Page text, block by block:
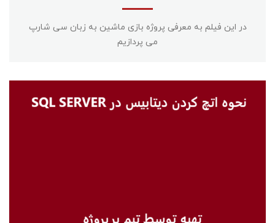
در این فیلم به معرفی پروژه بازی ماشین به زبان سی شارپ
می پردازیم